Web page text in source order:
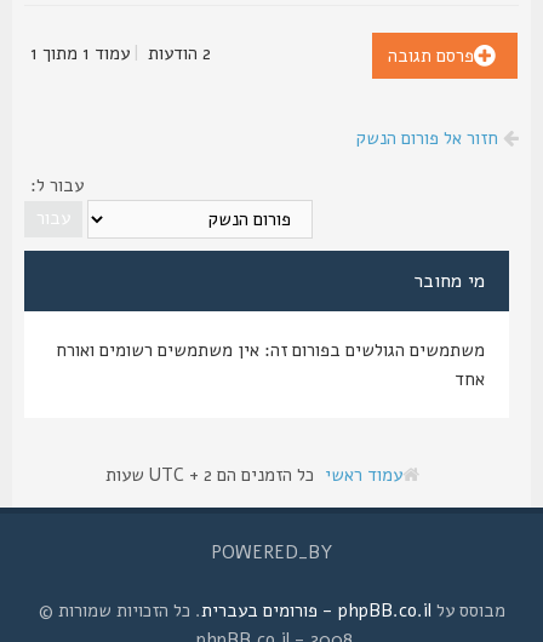
פרסם תגובה |עמוד1מתוך1
חזור אל פורום הנשק
עבור ל:
מי מחובר
משתמשים הגולשים בפורום זה: אין משתמשים רשומים ואורח
עמוד ראשי כל הזמנים הם UTC + 2 שעות
POWERED_BY
מבוסס עלphpBB.co.il - פורומים בעברית
. כל הזכויות שמורות ©